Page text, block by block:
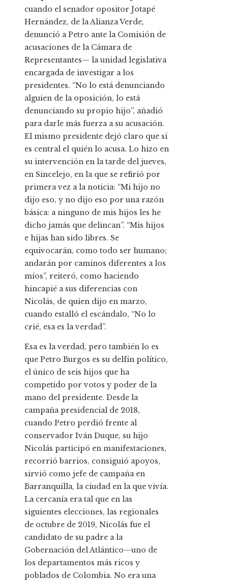
cuando el senador opositor Jotapé
Hernández, de la Alianza Verde,
denunció a Petro ante la Comisión de
acusaciones de la Cámara de
Representantes— la unidad legislativa
encargada de investigar a los
presidentes. “No lo está denunciando
alguien de la oposición, lo está
denunciando su propio hijo”, añadió
para darle más fuerza a su acusación.
El mismo presidente dejó claro que sí
es central el quién lo acusa. Lo hizo en
su intervención en la tarde del jueves,
en Sincelejo, en la que se refirió por
primera vez a la noticia: “Mi hijo no
dijo eso, y no dijo eso por una razón
básica: a ninguno de mis hijos les he
dicho jamás que delincan”. “Mis hijos
e hijas han sido libres. Se
equivocarán, como todo ser humano;
andarán por caminos diferentes a los
míos”, reiteró, como haciendo
hincapié a sus diferencias con
Nicolás, de quien dijo en marzo,
cuando estalló el escándalo, “No lo
crié, esa es la verdad”.
Esa es la verdad, pero también lo es
que Petro Burgos es su delfín político,
el único de seis hijos que ha
competido por votos y poder de la
mano del presidente. Desde la
campaña presidencial de 2018,
cuando Petro perdió frente al
conservador Iván Duque, su hijo
Nicolás participó en manifestaciones,
recorrió barrios, consiguió apoyos,
sirvió como jefe de campaña en
Barranquilla, la ciudad en la que vivía.
La cercanía era tal que en las
siguientes elecciones, las regionales
de octubre de 2019, Nicolás fue el
candidato de su padre a la
Gobernación del Atlántico—uno de
los departamentos más ricos y
poblados de Colombia. No era una